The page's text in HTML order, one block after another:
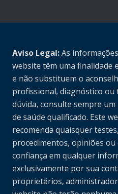
Aviso Legal:As
website têm uma finalidade
e não substituem o
profissional, diagnóstico ou
dúvida, consulte sempre
de saúde qualificado. Este
recomenda quaisquer
procedimentos, opiniões
confiança em qualquer
exclusivamente por sua
proprietários,